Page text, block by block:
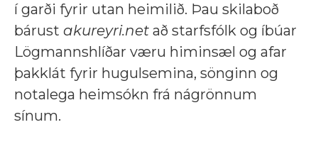
í garði fyrir utan heimilið. Þau skilaboð
bárust akureyri.net að starfsfólk og íbúar
Lögmannshlíðar væru himinsæl og afar
þakklát fyrir hugulsemina, sönginn og
notalega heimsókn frá nágrönnum
sínum.